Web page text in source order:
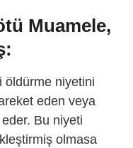
Muamele,
öldürme niyetini
eden veya
Bu niyeti
olmasa